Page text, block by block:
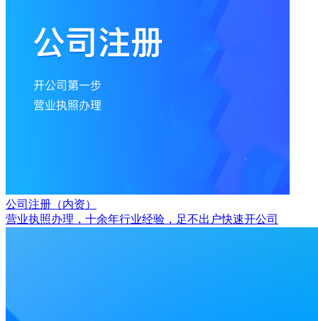
公司注册（内资）
营业执照办理，十余年行业经验，足不出户快速开公司